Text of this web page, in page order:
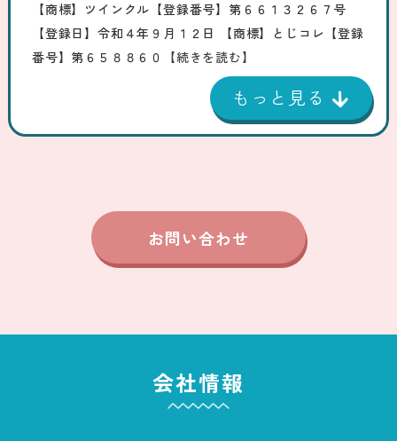
【商標】ツインクル【登録番号】第６６１３２６７号
【登録日】令和４年９月１２日 【商標】とじコレ【登録
番号】第６５８８６０
【続きを読む】
お問い合わせ
会社情報